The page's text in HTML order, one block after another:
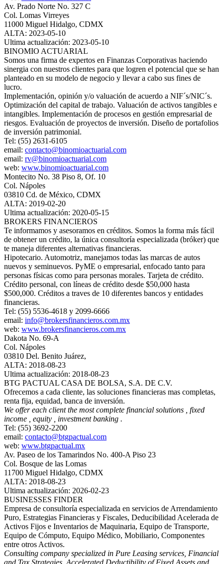
Av. Prado Norte No. 327 C
Col. Lomas Virreyes
11000 Miguel Hidalgo, CDMX
ALTA: 2023-05-10
Ultima actualización: 2023-05-10
BINOMIO ACTUARIAL
Somos una firma de expertos en Finanzas Corporativas haciendo
sinergia con nuestros clientes para que logren el potencial que se han
planteado en su modelo de negocio y llevar a cabo sus fines de
lucro.
Implementación, opinión y/o valuación de acuerdo a NIF´s/NIC´s.
Optimización del capital de trabajo. Valuación de activos tangibles e
intangibles. Implementación de procesos en gestión empresarial de
riesgos. Evaluación de proyectos de inversión. Diseño de portafolios
de inversión patrimonial.
Tel: (55) 2631-6105
email: contacto@binomioactuarial.com
email: rv@binomioactuarial.com
web: www.binomioactuarial.com
Montecito No. 38 Piso 8, Of. 10
Col. Nápoles
03810 Cd. de México, CDMX
ALTA: 2019-02-20
Ultima actualización: 2020-05-15
BROKERS FINANCIEROS
Te informamos y asesoramos en créditos. Somos la forma más fácil
de obtener un crédito, la única consultoría especializada (bróker) que
te maneja diferentes alternativas financieras.
Hipotecario. Automotriz, manejamos todas las marcas de autos
nuevos y seminuevos. PyME o empresarial, enfocado tanto para
personas físicas como para personas morales. Tarjeta de crédito.
Crédito personal, con líneas de crédito desde $50,000 hasta
$500,000. Créditos a traves de 10 diferentes bancos y entidades
financieras.
Tel: (55) 5536-4618 y 2099-6666
email: info@brokersfinancieros.com.mx
web: www.brokersfinancieros.com.mx
Dakota No. 69-A
Col. Nápoles
03810 Del. Benito Juárez,
ALTA: 2018-08-23
Ultima actualización: 2018-08-23
BTG PACTUAL CASA DE BOLSA, S.A. DE C.V.
Ofrecemos a cada cliente, las soluciones financieras mas completas,
renta fija, equidad, banca de inversión.
We offer each client the most complete financial solutions , fixed
income , equity , investment banking .
Tel: (55) 3692-2200
email: contacto@btgpactual.com
web: www.btgpactual.mx
Av. Paseo de los Tamarindos No. 400-A Piso 23
Col. Bosque de las Lomas
11700 Miguel Hidalgo, CDMX
ALTA: 2018-08-23
Ultima actualización: 2026-02-23
BUSINESSES FINDER
Empresa de consultoría especializada en servicios de Arrendamiento
Puro, Estrategias Financieras y Fiscales, Deducibilidad Acelerada de
Activos Fijos e Inventarios de Maquinaria, Equipo de Transporte,
Equipo de Cómputo, Equipo Médico, Mobiliario, Componentes
entre otros Activos.
Consulting company specialized in Pure Leasing services, Financial
and Tax Strategies, Accelerated Deductibility of Fixed Assets and